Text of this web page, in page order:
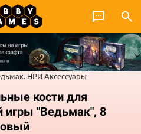
НРИАксессуары
кости для
игры "Ведьмак", 8